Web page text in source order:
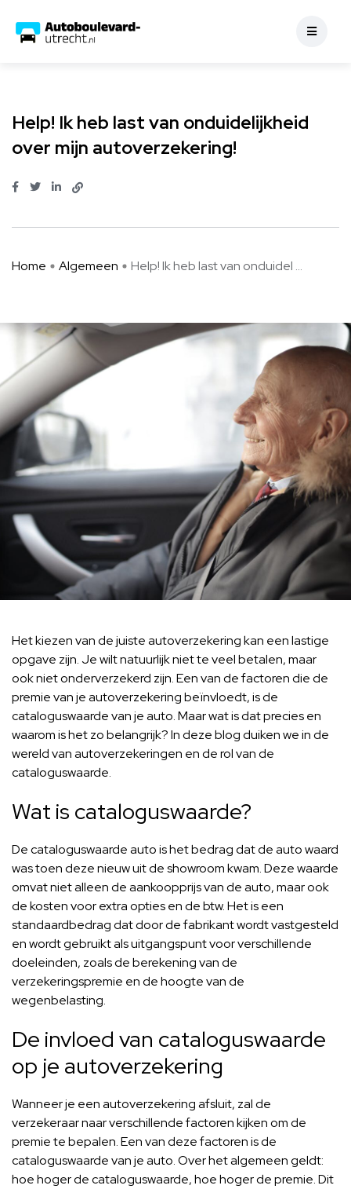
Algemeen
Help! Ik heb last van onduidelijkheid
over mijn autoverzekering!
Home Algemeen Help! Ik heb last van onduidel ...
Het kiezen van de juiste autoverzekering kan een lastige
opgave zijn. Je wilt natuurlijk niet te veel betalen, maar
ook niet onderverzekerd zijn. Een van de factoren die de
premie van je autoverzekering beïnvloedt, is de
cataloguswaarde van je auto. Maar wat is dat precies en
waarom is het zo belangrijk? In deze blog duiken we in de
wereld van autoverzekeringen en de rol van de
cataloguswaarde.
Wat is cataloguswaarde?
Decataloguswaarde autois het bedrag dat de auto waard
was toen deze nieuw uit de showroom kwam. Deze waarde
omvat niet alleen de aankoopprijs van de auto, maar ook
de kosten voor extra opties en de btw. Het is een
standaardbedrag dat door de fabrikant wordt vastgesteld
en wordt gebruikt als uitgangspunt voor verschillende
doeleinden, zoals de berekening van de
verzekeringspremie en de hoogte van de
wegenbelasting.
De invloed van cataloguswaarde
op je autoverzekering
Wanneer je een autoverzekering afsluit, zal de
verzekeraar naar verschillende factoren kijken om de
premie te bepalen. Een van deze factoren is de
cataloguswaarde van je auto. Over het algemeen geldt:
hoe hoger de cataloguswaarde, hoe hoger de premie. Dit